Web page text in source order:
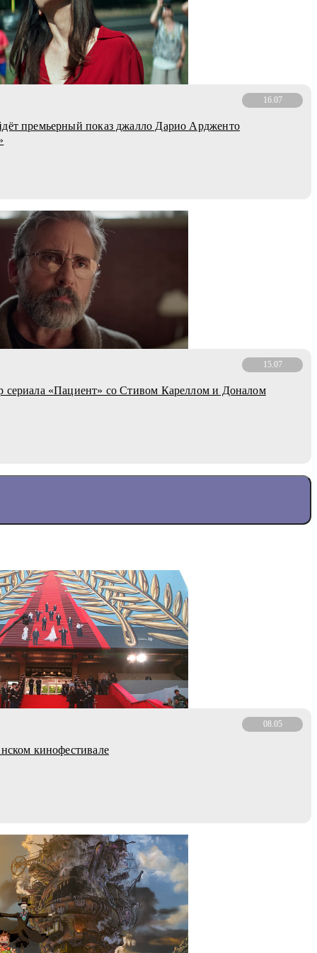
16.07
премьерный показ джалло Дарио Ардженто
15.07
сериала «Пациент» со Стивом Кареллом и Доналом
08.05
кинофестивале